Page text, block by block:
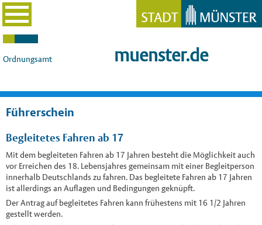
Ordnungsamt muenster.de
Führerschein
Begleitetes Fahren ab 17
Mit dem begleiteten Fahren ab 17 Jahren besteht die Möglichkeit auch
vor Erreichen des 18. Lebensjahres gemeinsam mit einer Begleitperson
innerhalb Deutschlands zu fahren. Das begleitete Fahren ab 17 Jahren
ist allerdings an Auflagen und Bedingungen geknüpft.
Der Antrag auf begleitetes Fahren kann frühestens mit 16 1/2 Jahren
gestellt werden.